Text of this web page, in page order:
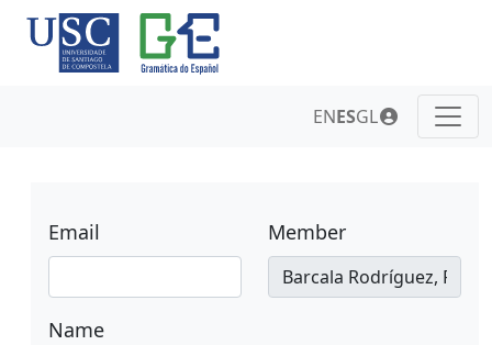
ENESGL
Email Member
Name